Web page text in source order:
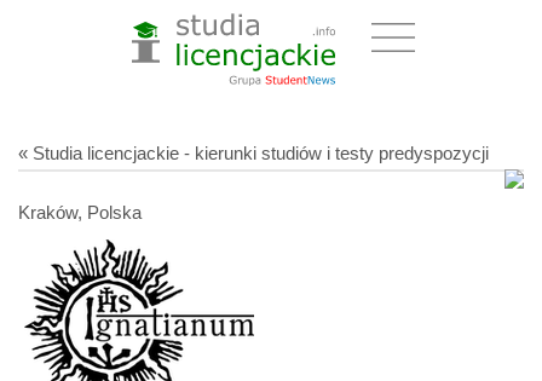
« Studia licencjackie - kierunki studiów i testy predyspozycji
Kraków, Polska